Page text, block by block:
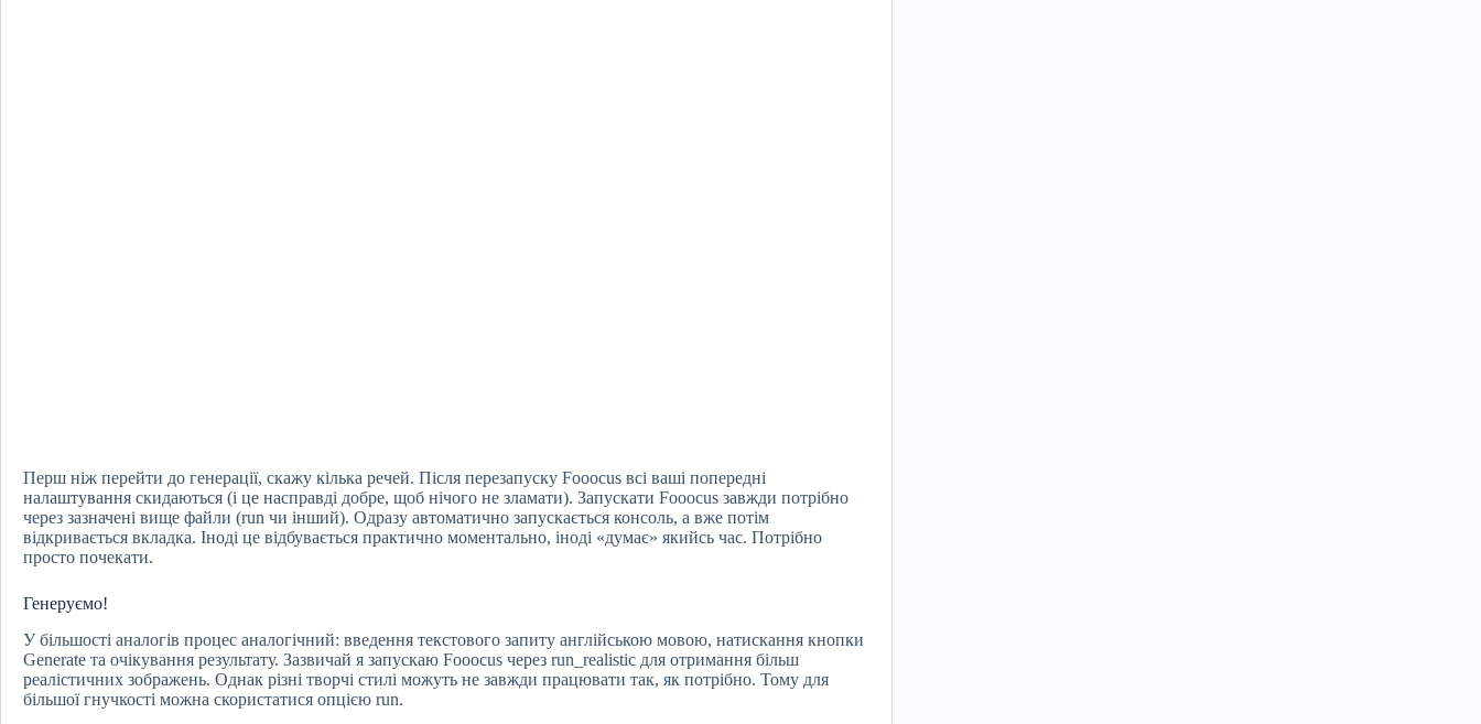
Перш ніж перейти до генерації, скажу кілька речей. Після перезапуску Fooocus всі ваші попередні
налаштування скидаються (і це насправді добре, щоб нічого не зламати). Запускати Fooocus завжди потрібно
через зазначені вище файли (run чи інший). Одразу автоматично запускається консоль, а вже потім
відкривається вкладка. Іноді це відбувається практично моментально, іноді «думає» якийсь час. Потрібно
просто почекати.
Генеруємо!
У більшості аналогів процес аналогічний: введення текстового запиту англійською мовою, натискання кнопки
Generate та очікування результату. Зазвичай я запускаю Fooocus через run_realistic для отримання більш
реалістичних зображень. Однак різні творчі стилі можуть не завжди працювати так, як потрібно. Тому для
більшої гнучкості можна скористатися опцією run.